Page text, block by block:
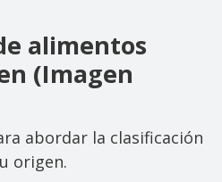
alimentos
(Imagen
abordar la clasificación
origen.